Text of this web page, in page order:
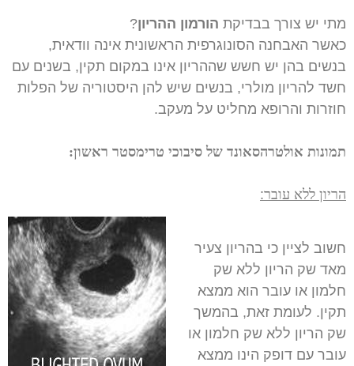
מתי יש צורך בבדיקת הורמון ההריון?
כאשר האבחנה הסונוגרפית הראשונית אינה וודאית,
בנשים בהן יש חשש שההריון אינו במקום תקין, בשנים עם
חשד להריון מולרי, בנשים שיש להן היסטוריה של הפלות
חוזרות והרופא מחליט על מעקב.
תמונות אולטרהסאונד של סיבוכי טרימסטר ראשון:
הריון ללא עובר:
חשוב לציין כי בהריון צעיר
מאד שק הריון ללא שק
חלמון או עובר הוא ממצא
תקין. לעומת זאת, בהמשך
שק הריון ללא שק חלמון או
עובר עם דופק הינו ממצא